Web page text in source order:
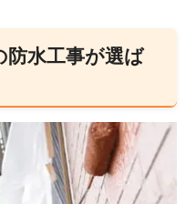
水工事が選ば